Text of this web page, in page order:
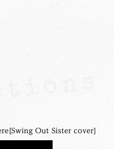
Out Sister cover]